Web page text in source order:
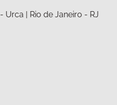
Urca | Rio de Janeiro - RJ